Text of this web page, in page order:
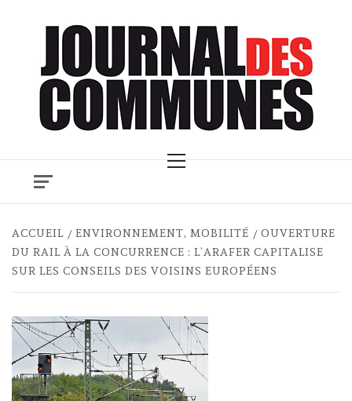
Menu
ACCUEIL ENVIRONNEMENT, MOBILITÉ
OUVERTURE
DU RAIL À LA CONCURRENCE : L’ARAFER CAPITALISE
SUR LES CONSEILS DES VOISINS EUROPÉENS